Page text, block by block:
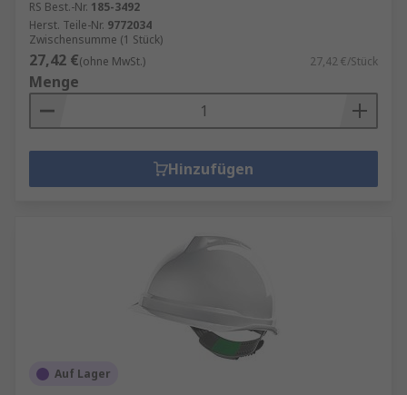
RS Best.-Nr. 185-3492
Herst. Teile-Nr. 9772034
Zwischensumme (1 Stück)
27,42 €(ohne MwSt.) 27,42 €/Stück
Menge
Hinzufügen
Auf Lager